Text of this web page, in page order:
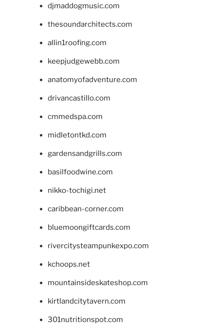
djmaddogmusic.com
thesoundarchitects.com
allin1roofing.com
keepjudgewebb.com
anatomyofadventure.com
drivancastillo.com
cmmedspa.com
midletontkd.com
gardensandgrills.com
basilfoodwine.com
nikko-tochigi.net
caribbean-corner.com
bluemoongiftcards.com
rivercitysteampunkexpo.com
kchoops.net
mountainsideskateshop.com
kirtlandcitytavern.com
301nutritionspot.com